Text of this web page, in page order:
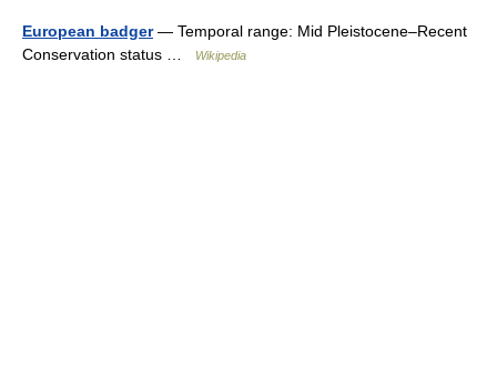
European badger— Temporal range: Mid Pleistocene–Recent
Conservation status …
Wikipedia